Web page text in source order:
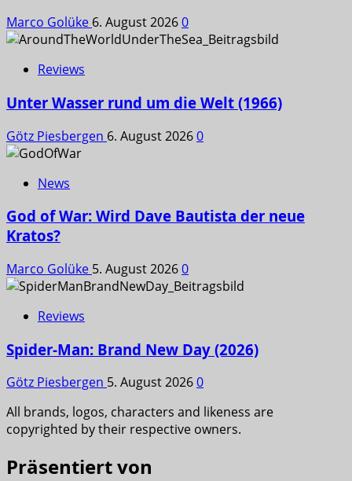
Marco Golüke 6. August 20260
Reviews
Unter Wasser rund um die Welt (1966)
Götz Piesbergen 6. August 20260
News
God of War: Wird Dave Bautista der neue
Kratos?
Marco Golüke 5. August 20260
Reviews
Spider-Man: Brand New Day (2026)
Götz Piesbergen 5. August 20260
All brands, logos, characters and likeness are
copyrighted by their respective owners.
Präsentiert von